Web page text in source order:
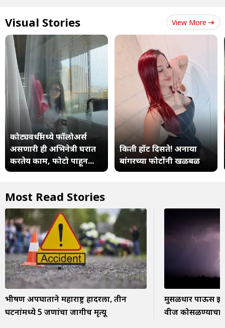
Visual Stories View More
कोट्यवधींमध्ये फॉलोअर्स
असणारी ही अभिनेत्री घरात
करतेय काम, फोटो पाहून...
किती हॉट दिसते! अनाया
बांगरच्या फोटोंनी खळबळ
Most Read Stories
भीषण अपघाताने महाराष्ट्र हादरला, तीन
घटनांमध्ये 5 जणांचा जागीच मृत्यू
मुसळधार पाऊस
वीज कोसळण्याचा